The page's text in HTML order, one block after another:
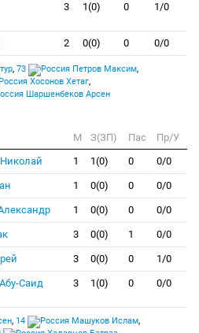
3 1(0) 0 1/0
2 0(0) 0 0/0
, 73 Петров Максим,
Хосонов Хетаг,
Шаршенбеков Арсен
M З(ЗП) Пас
Пр/У
1 1(0) 0 0/0
1 0(0) 0 0/0
1 0(0) 0 0/0
3 0(0) 1 0/0
3 0(0) 0 1/0
Саид
3 1(0) 0 0/0
, 14 Машуков Ислам,